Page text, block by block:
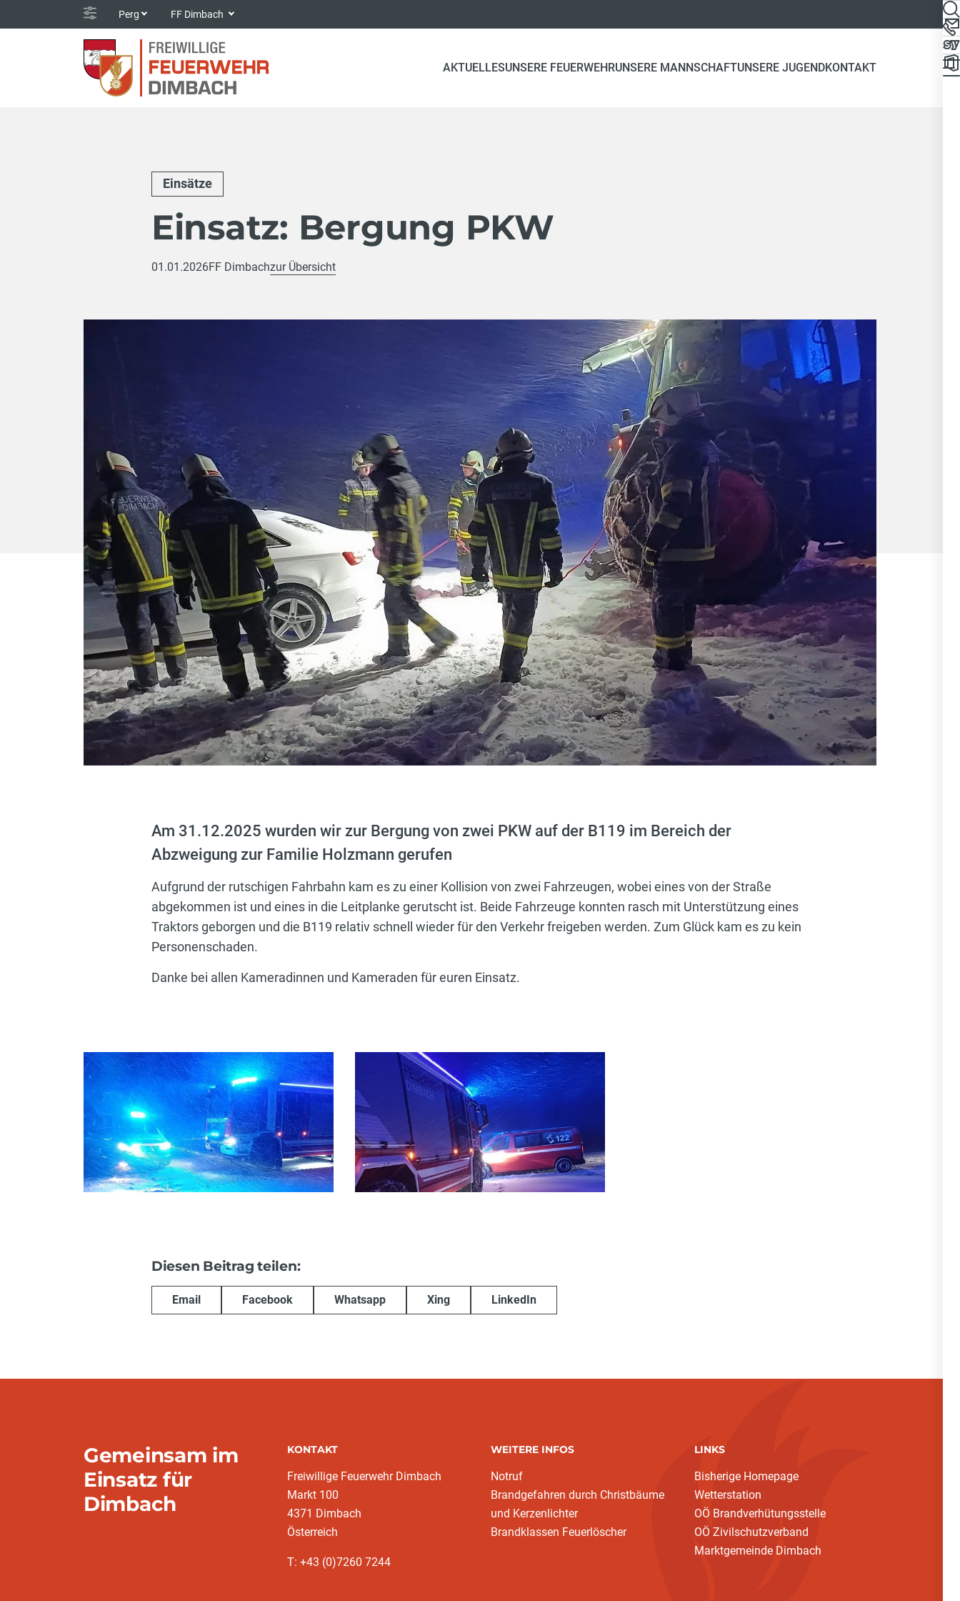
Perg FF Dimbach
AKTUELLESUNSERE FEUERWEHRUNSERE MANNSCHAFTUNSERE JUGENDKONTAKT
Einsätze
Einsatz: Bergung PKW
01.01.2026FF Dimbachzur Übersicht
Am 31.12.2025 wurden wir zur Bergung von zwei PKW auf der B119 im Bereich der
Abzweigung zur Familie Holzmann gerufen
Aufgrund der rutschigen Fahrbahn kam es zu einer Kollision von zwei Fahrzeugen, wobei eines von der Straße
abgekommen ist und eines in die Leitplanke gerutscht ist. Beide Fahrzeuge konnten rasch mit Unterstützung eines
Traktors geborgen und die B119 relativ schnell wieder für den Verkehr freigeben werden. Zum Glück kam es zu kein
Personenschaden.
Danke bei allen Kameradinnen und Kameraden für euren Einsatz.
Diesen Beitrag teilen:
Email Facebook Whatsapp Xing LinkedIn
Gemeinsam im
Einsatz für
Dimbach
KONTAKT
Freiwillige Feuerwehr Dimbach
Markt 100
4371 Dimbach
Österreich
T: +43 (0)7260 7244
WEITERE INFOS
Notruf
Brandgefahren durch Christbäume
und Kerzenlichter
Brandklassen Feuerlöscher
LINKS
Bisherige Homepage
Wetterstation
OÖ Brandverhütungsstelle
OÖ Zivilschutzverband
Marktgemeinde Dimbach